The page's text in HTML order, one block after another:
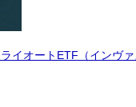
ライオートETF（インヴ